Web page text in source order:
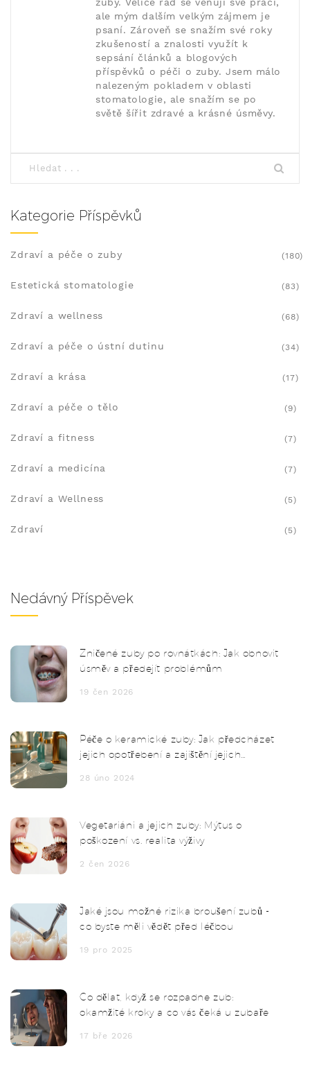
ale mým dalším velkým zájmem je
psaní. Zároveň se snažím své roky
zkušeností a znalosti využít k
sepsání článků a blogových
příspěvků o péči o zuby. Jsem málo
nalezeným pokladem v oblasti
stomatologie, ale snažím se po
světě šířit zdravé a krásné úsměvy.
Kategorie Příspěvků
Zdraví a péče o zuby (180)
Estetická stomatologie (83)
Zdraví a wellness (68)
Zdraví a péče o ústní dutinu (34)
Zdraví a krása (17)
Zdraví a péče o tělo (9)
Zdraví a fitness (7)
Zdraví a medicína (7)
Zdraví a Wellness (5)
Zdraví (5)
Nedávný Příspěvek
Zničené zuby po rovnátkách: Jak obnovit
úsměv a předejít problémům
19 čen 2026
Péče o keramické zuby: Jak předcházet
jejich opotřebení a zajištění jejich
28 úno 2024
Vegetariáni a jejich zuby: Mýtus o
poškození vs. realita výživy
2 čen 2026
Jaké jsou možné rizika broušení zubů -
co byste měli vědět před léčbou
19 pro 2025
Co dělat, když se rozpadne zub:
okamžité kroky a co vás čeká u zubaře
17 bře 2026